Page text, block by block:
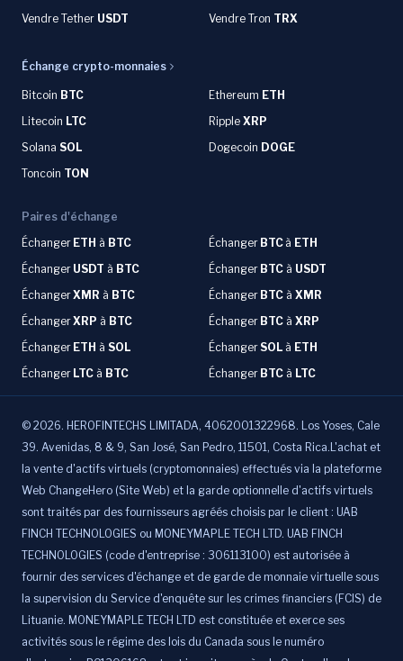
Vendre Tether USDT Vendre Tron TRX
Échange crypto-monnaies
Bitcoin BTC Ethereum ETH
Litecoin LTC Ripple XRP
Solana SOL Dogecoin DOGE
Toncoin TON
Paires d'échange
Échanger ETH à BTC Échanger BTC à ETH
Échanger USDT à BTC Échanger BTC à USDT
ÉchangerXMR à BTC Échanger BTC à XMR
ÉchangerXRP à BTC Échanger BTC à XRP
Échanger ETH à SOL ÉchangerSOL à ETH
Échanger LTC à BTC Échanger BTC à LTC
© 2026. HEROFINTECHS LIMITADA, 4062001322968. Los Yoses, Cale
39. Avenidas, 8 & 9, San José, San Pedro, 11501, Costa Rica.L'achat et
la vente d'actifs virtuels (cryptomonnaies) effectués via la plateforme
Web ChangeHero (Site Web) et la garde optionnelle d'actifs virtuels
sont traités par des fournisseurs agréés choisis par le client : UAB
FINCH TECHNOLOGIES ou MONEYMAPLE TECH LTD. UAB FINCH
TECHNOLOGIES (code d'entreprise : 306113100) est autorisée à
fournir des services d'échange et de garde de monnaie virtuelle sous
la supervision du Service d'enquête sur les crimes financiers (FCIS) de
Lituanie. MONEYMAPLE TECH LTD est constituée et exerce ses
activités sous le régime des lois du Canada sous le numéro